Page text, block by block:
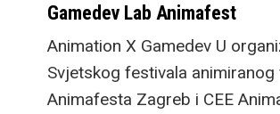
Gamedev Lab Animafest
Animation X Gamedev U
Svjetskog festivala animiranog
Animafesta Zagreb i CEE